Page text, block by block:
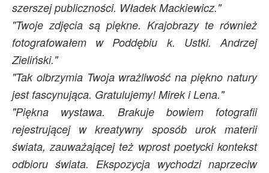
szerszej publiczności. Władek Mackiewicz."
"Twoje zdjęcia są piękne. Krajobrazy te również
fotografowałem w Poddębiu k. Ustki. Andrzej
Zieliński."
"Tak olbrzymia Twoja wrażliwość na piękno natury
jest fascynująca. Gratulujemy! Mirek i Lena."
"Piękna wystawa. Brakuje bowiem fotografii
rejestrującej w kreatywny sposób urok materii
świata, zauważającej też wprost poetycki kontekst
odbioru świata. Ekspozycja wychodzi naprzeciw